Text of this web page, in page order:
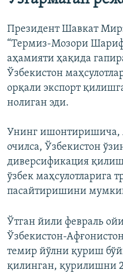
Президент Шавкат
“Термиз-Мозори
аҳамияти ҳақида
Ўзбекистон
орқали экспорт
нолиган эди.
Унинг ишонтиришича,
очилса, Ўзбекистон
диверсификация
ўзбек маҳсулотларига
пасайтиришини
Ўтган йили февраль
Ўзбекистон-
темир йўлни қуриш
қилинган, қурилишни